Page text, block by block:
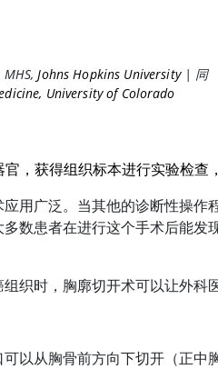
MHS,Johns Hopkins University| 同
University of Colorado
，获得组织标本进行实验检查
用广泛。当其他的诊断性操作
数患者在进行这个手术后能发
织时，胸廓切开术可以让外科
以从胸骨前方向下切开（正